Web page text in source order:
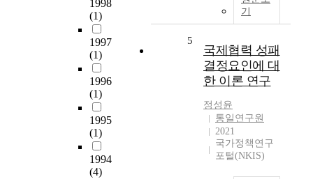
1998
(1)
1997
(1)
1996
(1)
1995
(1)
1994
(4)
기
5
국제협력 성패
결정요인에 대
한 이론 연구
정성윤
통일연구원
2021
국가정책연구
포털(NKIS)